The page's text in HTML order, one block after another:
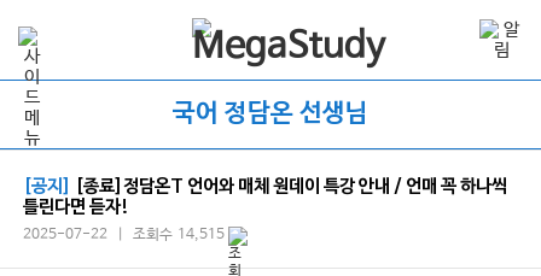
국어 정담온 선생님
[공지]
[종료]정담온T 언어와 매체 원데이 특강 안내 / 언매 꼭 하나씩
틀린다면 듣자!
2025-07-22 | 조회수 14,515